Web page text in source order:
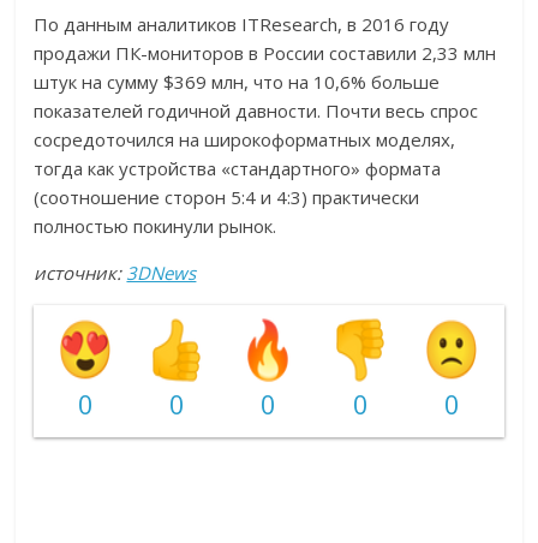
По данным аналитиков ITResearch, в 2016 году
продажи ПК-мониторов в России составили 2,33 млн
штук на сумму $369 млн, что на 10,6% больше
показателей годичной давности. Почти весь спрос
сосредоточился на широкоформатных моделях,
тогда как устройства «стандартного» формата
(соотношение сторон 5:4 и 4:3) практически
полностью покинули рынок.
источник: 3DNews
0 0 0 0 0